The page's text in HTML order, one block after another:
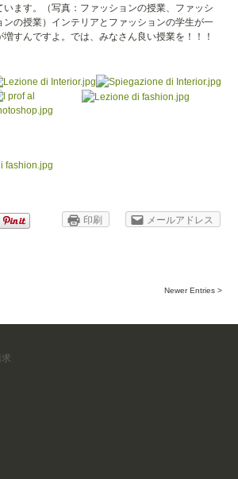
ます。（写真：ファッションの授業、ファッシ
ンの授業）インテリアとファッションの学生が一
すんですよ。では、みなさん良い授業を！！！
印刷 メールアドレス
Newer Entries >